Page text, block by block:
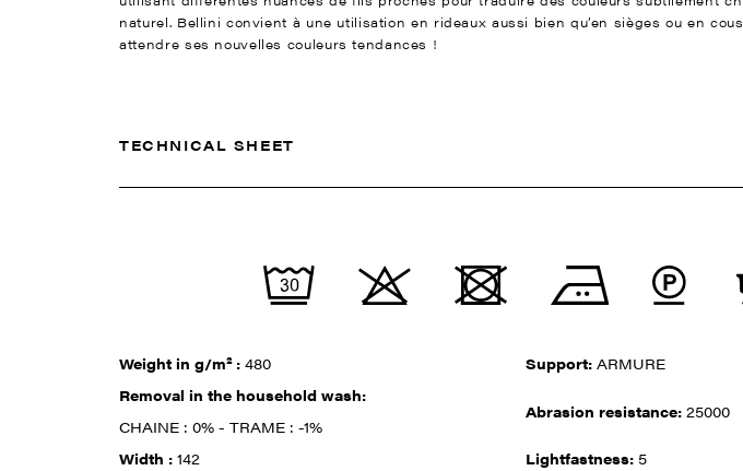
naturel. Bellini convient à une utilisation en rideaux aussi bien qu’en sièges ou en
attendre ses nouvelles couleurs tendances !
TECHNICAL SHEET
Weight in g/m² :480 Support:ARMURE
Removal in the household wash:
CHAINE : 0% - TRAME : -1%
Abrasion resistance:25000
Width :142 Lightfastness: 5